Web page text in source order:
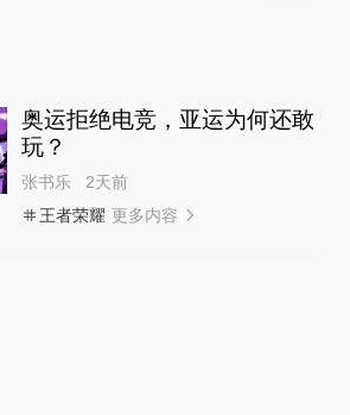
奥运拒绝电竞，亚运为何还敢
玩？
张书乐
2天前
王者荣耀 更多内容